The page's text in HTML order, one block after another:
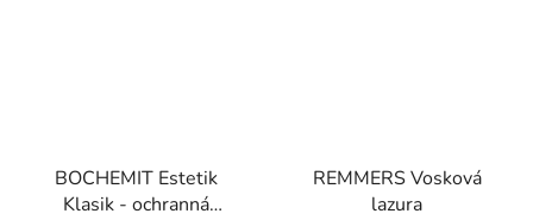
BOCHEMIT Estetik
Klasik - ochranná
REMMERS Vosková
lazura